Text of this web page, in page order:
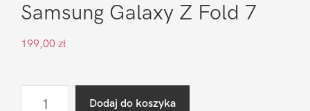
Samsung Galaxy Z Fold 7
199,00 zł
Dodaj do koszyka